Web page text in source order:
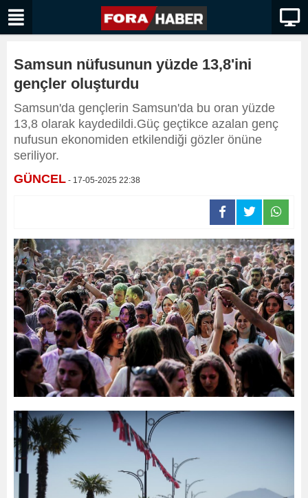
Samsun nüfusunun yüzde 13,8'ini
gençler oluşturdu
Samsun'da gençlerin Samsun'da bu oran yüzde
13,8 olarak kaydedildi.Güç geçtikce azalan genç
nufusun ekonomiden etkilendiği gözler önüne
seriliyor.
GÜNCEL - 17-05-2025 22:38